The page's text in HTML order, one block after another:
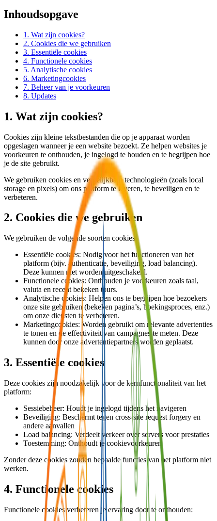
Inhoudsopgave
1. Wat zijn cookies?
2. Cookies die we gebruiken
3. Essentiële cookies
4. Functionele cookies
5. Analytische cookies
6. Marketingcookies
7. Beheer van je voorkeuren
8. Updates
1. Wat zijn cookies?
Cookies zijn kleine tekstbestanden die op je apparaat worden
opgeslagen wanneer je een website bezoekt. Ze helpen websites je
voorkeuren te onthouden, je ingelogd te houden en te begrijpen hoe
je de site gebruikt.
We gebruiken cookies en vergelijkbare technologieën (zoals local
storage en pixels) om ons platform te leveren, te beveiligen en te
verbeteren.
2. Cookies die we gebruiken
We gebruiken de volgende soorten cookies:
Essentiële cookies: Nodig voor het functioneren van het
platform (bijv. authenticatie, beveiliging, load balancing).
Deze kunnen niet worden uitgeschakeld.
Functionele cookies: Onthouden je voorkeuren zoals taal,
valuta en recent bekeken tours.
Analytische cookies: Helpen ons te begrijpen hoe bezoekers
onze site gebruiken (bekeken pagina’s, boekingsproces, enz.)
om onze diensten te verbeteren.
Marketingcookies: Worden gebruikt om relevante advertenties
te tonen en de effectiviteit van campagnes te meten. Deze
kunnen door onze advertentiepartners worden geplaatst.
3. Essentiële cookies
Deze cookies zijn noodzakelijk voor de kernfunctionaliteit van het
platform:
Sessiebeheer: Houdt je ingelogd tijdens het navigeren
Beveiliging: Beschermt tegen cross-site request forgery en
andere aanvallen
Load balancing: Verdeelt verkeer over servers voor prestaties
Toestemming: Onthoudt je cookievoorkeuren
Zonder deze cookies zouden bepaalde functies van het platform niet
werken.
4. Functionele cookies
Functionele cookies verbeteren je ervaring door te onthouden: